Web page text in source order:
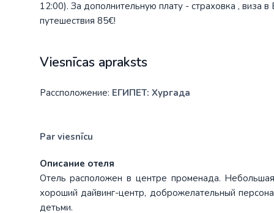
12:00). За дополнительную плату - страховка , виза
путешествия 85€!
Viesnīcas apraksts
Рассположение: ЕГИПЕТ: Хургада
Par viesnīcu
Описание отеля
Отель расположен в центре променада.
хороший дайвинг-центр, доброжелательный
детьми.